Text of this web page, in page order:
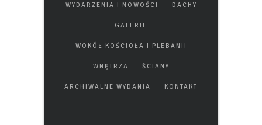
WYDARZENIA I NOWOŚCI DACHY
GALERIE
WOKÓŁ KOŚCIOŁA I PLEBANII
WNĘTRZA ŚCIANY
ARCHIWALNE WYDANIA KONTAKT